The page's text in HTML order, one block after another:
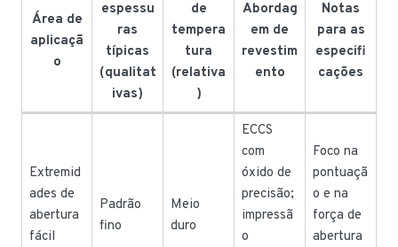
Área de
aplicaçã
o
espessu
ras
típicas
(qualitat
ivas)
de
tempera
tura
(relativa
)
Abordag
em de
revestim
ento
Notas
para as
especifi
cações
Extremid
ades de
abertura
fácil
Padrão
fino
Meio
duro
ECCS
com
óxido de
precisão;
impressã
o
Foco na
pontuaçã
o e na
força de
abertura